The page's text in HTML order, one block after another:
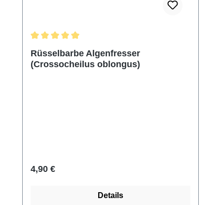
Rüsselbarbe Algenfresser
(Crossocheilus oblongus)
Regulärer Preis:
4,90 €
Details